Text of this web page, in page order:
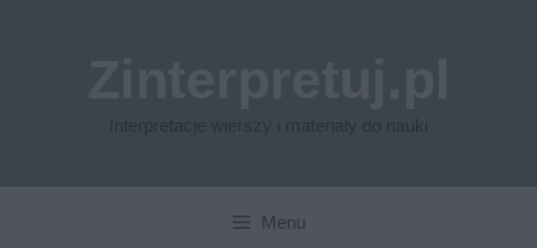
Menu